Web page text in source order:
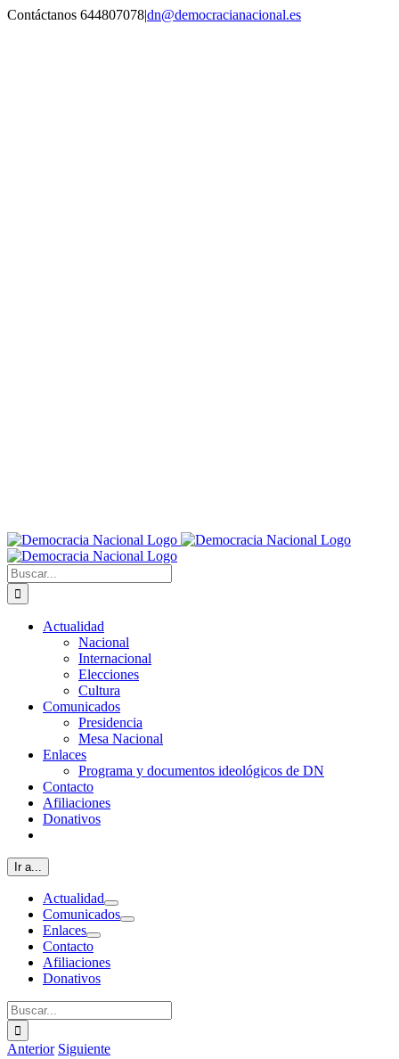
Saltar
Contáctanos 644807078|dn@democracianacional.es
Buscar:
Actualidad
Nacional
Internacional
Elecciones
Cultura
Comunicados
Presidencia
Mesa Nacional
Enlaces
Programa y documentos ideológicos de DN
Contacto
Afiliaciones
Donativos
Ir a...
Actualidad
Comunicados
Enlaces
Contacto
Afiliaciones
Donativos
Buscar:
Anterior Siguiente